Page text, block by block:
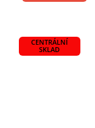
CENTRÁLNÍ
SKLAD